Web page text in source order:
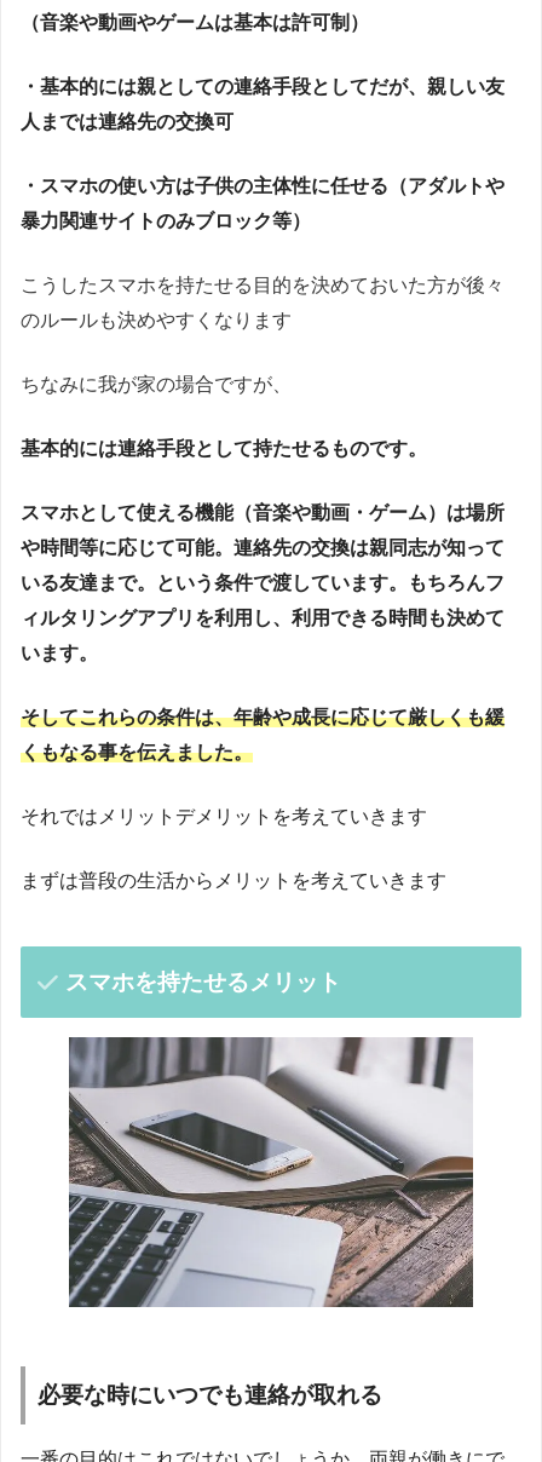
（音楽や動画やゲームは基本は許可制）
・基本的には親としての連絡手段としてだが、親しい友
人までは連絡先の交換可
・スマホの使い方は子供の主体性に任せる（アダルトや
暴力関連サイトのみブロック等）
こうしたスマホを持たせる目的を決めておいた方が後々
のルールも決めやすくなります
ちなみに我が家の場合ですが、
基本的には連絡手段として持たせるものです。
スマホとして使える機能（音楽や動画・ゲーム）は場所
や時間等に応じて可能。連絡先の交換は親同志が知って
いる友達まで。という条件で渡しています。もちろんフ
ィルタリングアプリを利用し、利用できる時間も決めて
います。
そしてこれらの条件は、年齢や成長に応じて厳しくも緩
くもなる事を伝えました。
それではメリットデメリットを考えていきます
まずは普段の生活からメリットを考えていきます
スマホを持たせるメリット
必要な時にいつでも連絡が取れる